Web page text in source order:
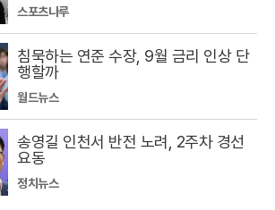
스포츠나루
침묵하는 연준 수장, 9월 금리 인상 단
행할까
월드뉴스
송영길 인천서 반전 노려, 2주차 경선
요동
정치뉴스